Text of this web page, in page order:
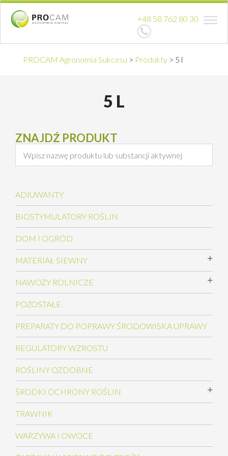
+48 58 762 80 30
PROCAM Agronomia Sukcesu > Produkty > 5 l
5 L
ZNAJDŹ PRODUKT
ADIUWANTY
BIOSTYMULATORY ROŚLIN
DOM I OGRÓD
MATERIAŁ SIEWNY
NAWOZY ROLNICZE
POZOSTAŁE
PREPARATY DO POPRAWY ŚRODOWISKA UPRAWY
REGULATORY WZROSTU
ROŚLINY OZDOBNE
ŚRODKI OCHRONY ROŚLIN
TRAWNIK
WARZYWA I OWOCE